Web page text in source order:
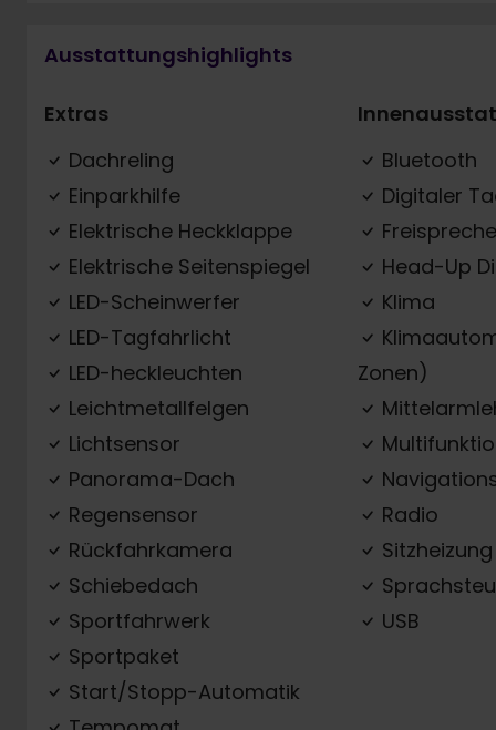
Ausstattungshighlights
Extras
Dachreling
Einparkhilfe
Elektrische Heckklappe
Elektrische Seitenspiegel
LED-Scheinwerfer
LED-Tagfahrlicht
LED-heckleuchten
Leichtmetallfelgen
Lichtsensor
Panorama-Dach
Regensensor
Rückfahrkamera
Schiebedach
Sportfahrwerk
Sportpaket
Start/Stopp-Automatik
Bluetooth
Digitaler
Head-Up
Klima
Zonen)
Radio
Sitzheizung
USB